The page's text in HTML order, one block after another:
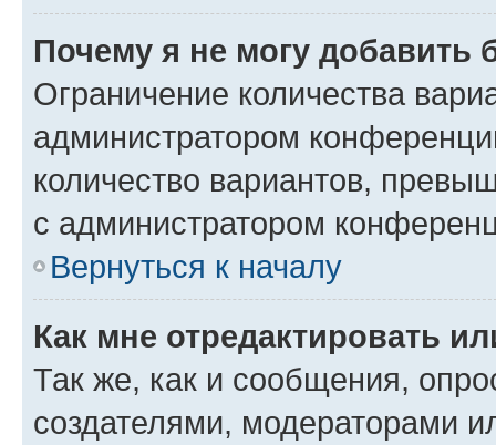
Почему я не могу добавить
Ограничение количества
администратором
количество вариантов,
с администратором
Вернуться к началу
Как мне отредактировать
Так же, как и сообщения,
создателями, модераторами